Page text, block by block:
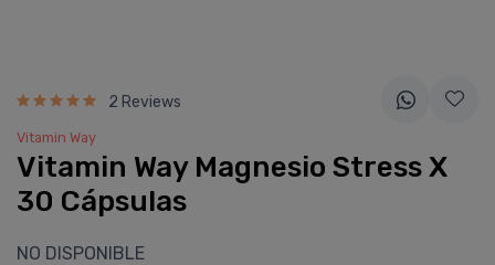
2 Reviews
Vitamin Way
Vitamin Way Magnesio Stress X
30 Cápsulas
NO DISPONIBLE